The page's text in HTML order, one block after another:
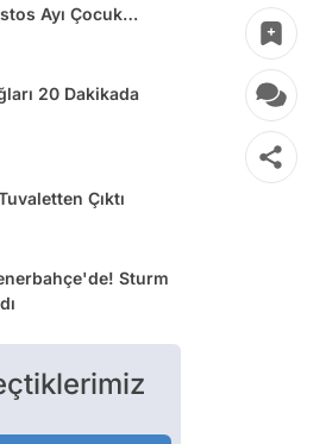
Ayı Çocuk
20 Dakikada
Çıktı
Sturm